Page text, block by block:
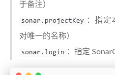
于备注）
sonar.projectKey
：指定
对唯一的名称）
sonar.login ：指定